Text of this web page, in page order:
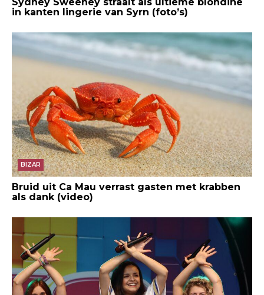
in kanten lingerie van Syrn (foto’s)
BIZAR
Bruid uit Ca Mau verrast gasten met krabben
als dank (video)